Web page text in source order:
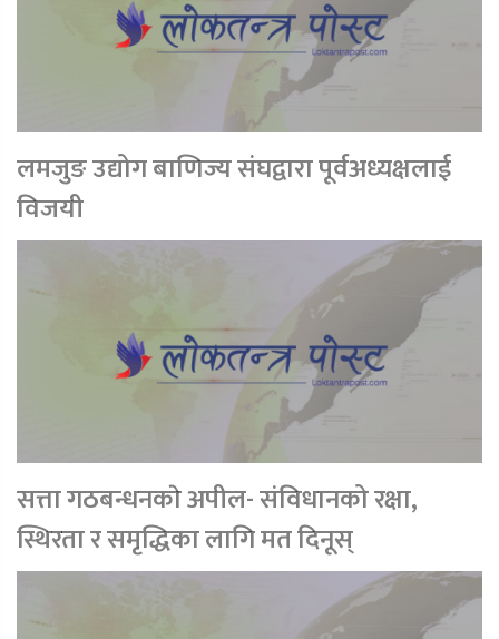
लमजुङ उद्योग बाणिज्य संघद्वारा पूर्वअध्यक्षलाई
विजयी
सत्ता गठबन्धनकाे अपील- संविधानको रक्षा,
स्थिरता र समृद्धिका लागि मत दिनूस्